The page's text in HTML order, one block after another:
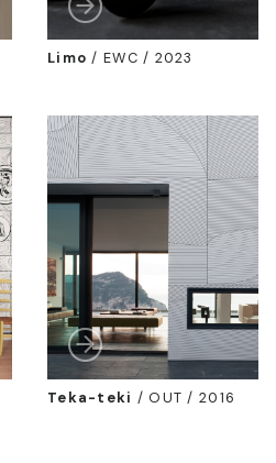
Limo / EWC / 2023
Teka-teki /OUT / 2016